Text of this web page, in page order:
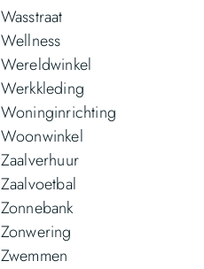
Wasstraat
Wellness
Wereldwinkel
Werkkleding
Woninginrichting
Woonwinkel
Zaalverhuur
Zaalvoetbal
Zonnebank
Zonwering
Zwemmen